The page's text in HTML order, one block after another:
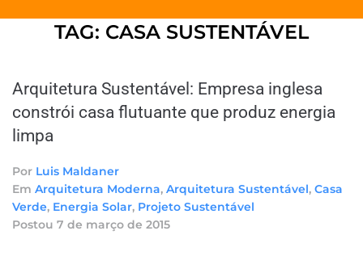
TAG: CASA SUSTENTÁVEL
Arquitetura Sustentável: Empresa inglesa
constrói casa flutuante que produz energia
limpa
Por Luis Maldaner
Em Arquitetura Moderna, Arquitetura Sustentável, Casa
Verde, Energia Solar, Projeto Sustentável
Postou 7 de março de 2015